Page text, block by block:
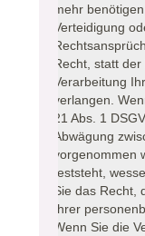
mehr
Verteidigung
Recht, statt
Verarbeitung
verlangen.
21 Abs. 1
Abwägung
vorgenommen
feststeht,
Sie das Recht,
Ihrer
Wenn Sie die